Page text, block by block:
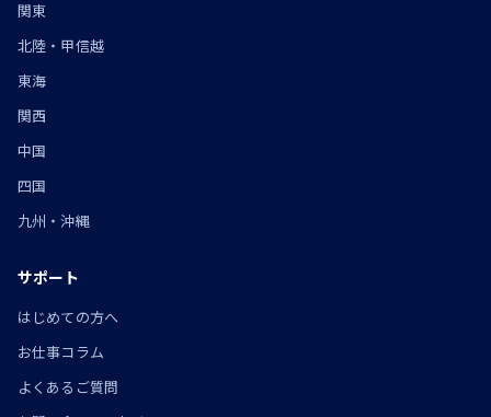
関東
北陸・甲信越
東海
関西
中国
四国
九州・沖縄
サポート
はじめての方へ
お仕事コラム
よくあるご質問